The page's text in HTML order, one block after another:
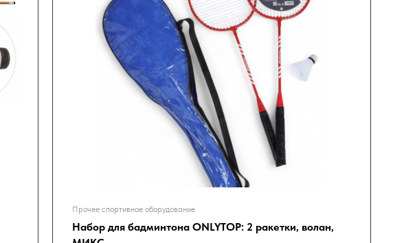
Прочее спортивное оборудование
Набор для бадминтона ONLYTOP: 2 ракетки, волан,